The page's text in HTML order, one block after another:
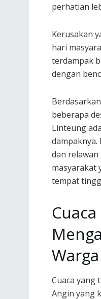
perhatian
Kerusakan
hari
terdampak
dengan
beberapa
Linteung
dan
masyarakat
tempat
Cuaca yang
Angin yang